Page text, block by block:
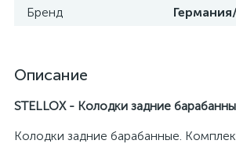
Бренд
Описание
STELLOX - Колодки задние
Колодки задние барабанные.